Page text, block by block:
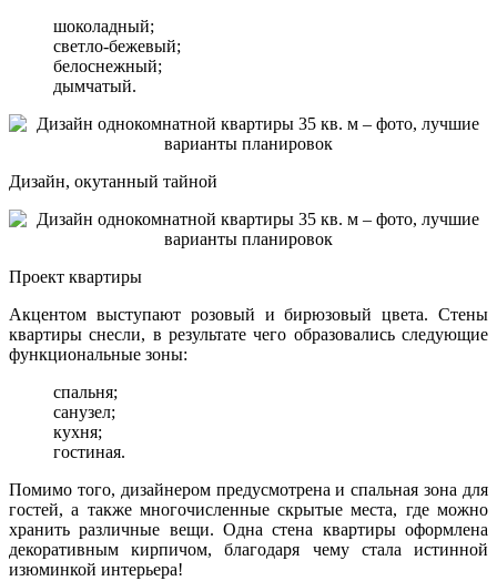
шоколадный;
светло-бежевый;
белоснежный;
дымчатый.
Дизайн, окутанный тайной
Проект квартиры
Акцентом выступают розовый и бирюзовый цвета. Стены
квартиры снесли, в результате чего образовались следующие
функциональные зоны:
спальня;
санузел;
кухня;
гостиная.
Помимо того, дизайнером предусмотрена и спальная зона для
гостей, а также многочисленные скрытые места, где можно
хранить различные вещи. Одна стена квартиры оформлена
декоративным кирпичом, благодаря чему стала истинной
изюминкой интерьера!